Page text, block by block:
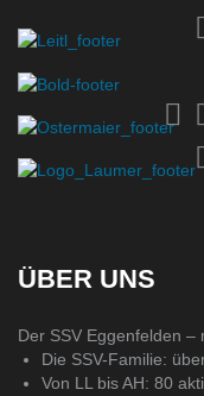
ÜBER UNS
Der SSV Eggenfelden –
Die SSV-Familie:
Von LL bis AH: 80